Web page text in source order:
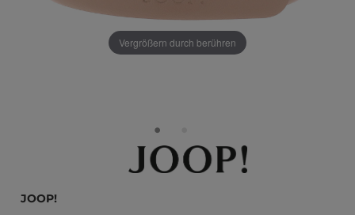
Vergrößern durch berühren
JOOP!